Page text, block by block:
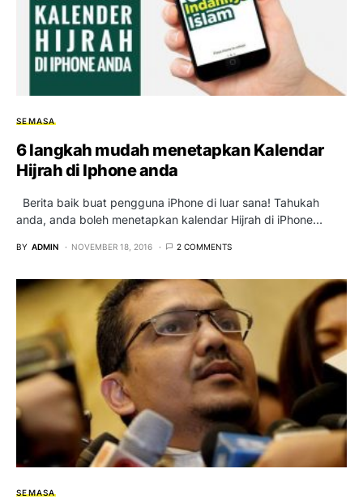
SEMASA
6 langkah mudah menetapkan Kalendar
Hijrah di Iphone anda
Berita baik buat pengguna iPhone di luar sana! Tahukah
anda, anda boleh menetapkan kalendar Hijrah di iPhone…
BY ADMIN NOVEMBER 18, 2016 2 COMMENTS
SEMASA